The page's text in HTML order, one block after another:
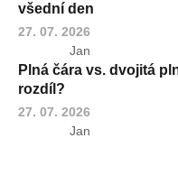
všední den
27. 07. 2026
Jan
Plná čára vs. dvojitá
rozdíl?
27. 07. 2026
Jan